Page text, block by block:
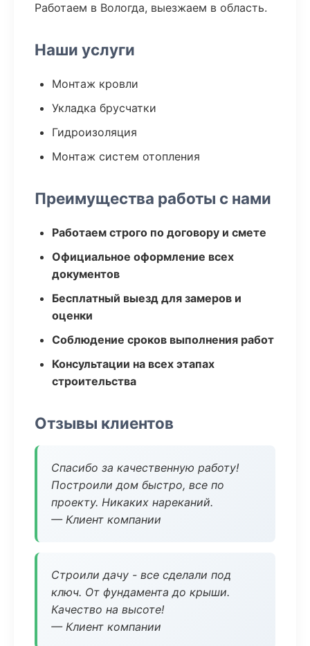
Работаем в Вологда, выезжаем в область.
Наши услуги
Монтаж кровли
Укладка брусчатки
Гидроизоляция
Монтаж систем отопления
Преимущества работы с нами
Работаем строго по договору и смете
Официальное оформление всех
документов
Бесплатный выезд для замеров и
оценки
Соблюдение сроков выполнения работ
Консультации на всех этапах
строительства
Отзывы клиентов
Спасибо за качественную работу!
Построили дом быстро, все по
проекту. Никаких нареканий.
— Клиент компании
Строили дачу - все сделали под
ключ. От фундамента до крыши.
Качество на высоте!
— Клиент компании